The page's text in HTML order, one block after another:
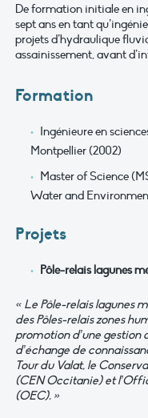
De formation initiale en
sept ans en tant
projets d’hydraulique
assainissement, avant
Formation
Ingénieure en
Montpellier (2002)
Master of Science
Water and
Projets
Pôle-relais lagunes
« Le Pôle-relais lagunes
des Pôles-relais zones
promotion d’une
d’échange de
Tour du Valat, le
(CEN Occitanie) et
(OEC). »